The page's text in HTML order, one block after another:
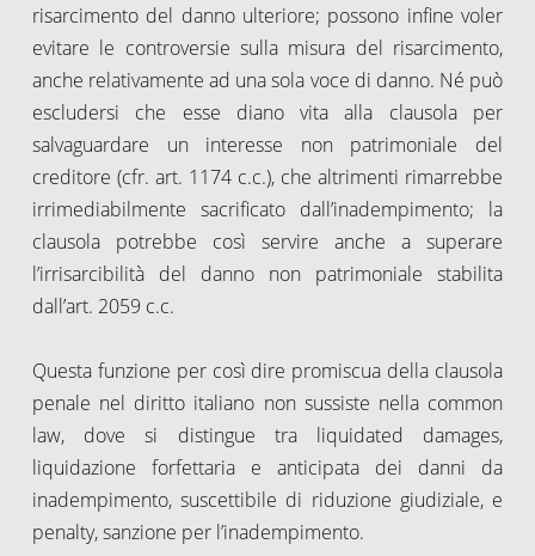
risarcimento del danno ulteriore; possono infine voler
evitare le controversie sulla misura del risarcimento,
anche relativamente ad una sola voce di danno. Né può
escludersi che esse diano vita alla clausola per
salvaguardare un interesse non patrimoniale del
creditore (cfr. art. 1174 c.c.), che altrimenti rimarrebbe
irrimediabilmente sacrificato dall’inadempimento; la
clausola potrebbe così servire anche a superare
l’irrisarcibilità del danno non patrimoniale stabilita
dall’art. 2059 c.c.
Questa funzione per così dire promiscua della clausola
penale nel diritto italiano non sussiste nella common
law, dove si distingue tra liquidated damages,
liquidazione forfettaria e anticipata dei danni da
inadempimento, suscettibile di riduzione giudiziale, e
penalty, sanzione per l’inadempimento.